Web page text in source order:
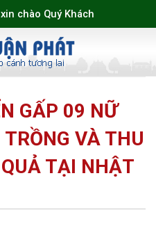
chào Quý Khách
GẤP 09 NỮ
VÀ THU
TẠI NHẬT